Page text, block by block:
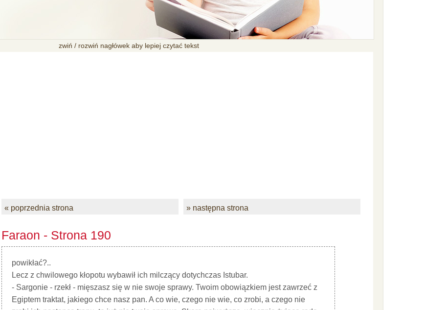
zwiń / rozwiń nagłówek aby lepiej czytać tekst
« poprzednia strona » następna strona
Faraon - Strona 190
powikłać?..
Lecz z chwilowego kłopotu wybawił ich milczący dotychczas Istubar.
- Sargonie - rzekł - mięszasz się w nie swoje sprawy. Twoim obowiązkiem jest zawrzeć z
Egiptem traktat, jakiego chce nasz pan. A co wie, czego nie wie, co zrobi, a czego nie